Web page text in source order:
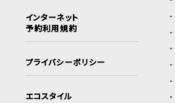
インターネット
予約利用規約
プライバシーポリシー
エコスタイル